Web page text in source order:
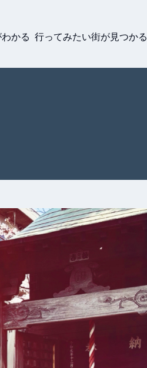
かる 行ってみたい街が見つかる